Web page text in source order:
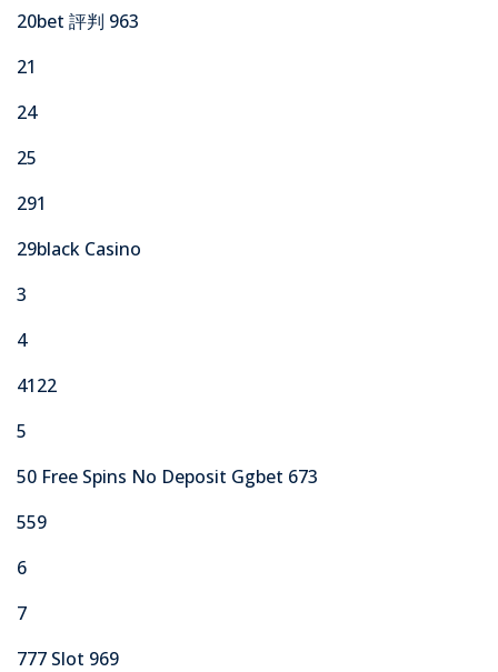
20bet 評判 963
21
24
25
291
29black Casino
3
4
4122
5
50 Free Spins No Deposit Ggbet 673
559
6
7
777 Slot 969